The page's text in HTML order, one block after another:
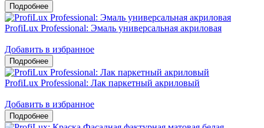
ProfiLux Professional: Эмаль универсальная акриловая
Добавить в избранное
ProfiLux Professional: Лак паркетный акриловый
Добавить в избранное